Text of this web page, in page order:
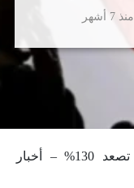
منذ 7 أشهر
رغم الإطاحة بمادورو.. بورصة فنزويلا تصعد 130% – أخبار